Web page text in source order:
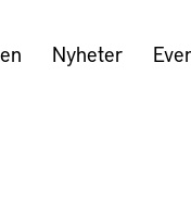
Nyheter